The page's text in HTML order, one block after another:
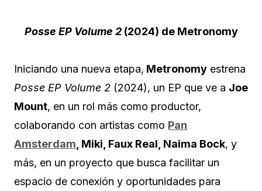
Posse EP Volume 2(2024) de Metronomy
Iniciando una nueva etapa, Metronomy estrena
Posse EP Volume 2 (2024), un EP que ve a Joe
Mount, en un rol más como productor,
colaborando con artistas como Pan
Amsterdam , Miki, Faux Real, Naima Bock, y
más, en un proyecto que busca facilitar un
espacio de conexión y oportunidades para